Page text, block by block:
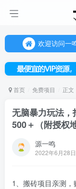
欢迎访问
欢迎访问一
首页 免费项目 正文
无脑暴力玩法
500＋（附授权
源一鸣
2022年6月28
1、搬砖项目亲测，